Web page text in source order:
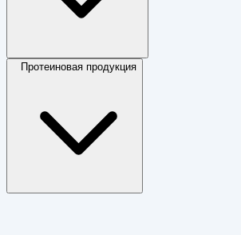
Протеиновая продукция